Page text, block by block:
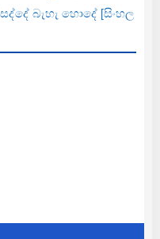
සද්දේ බැහැ හොදේ [සිංහල